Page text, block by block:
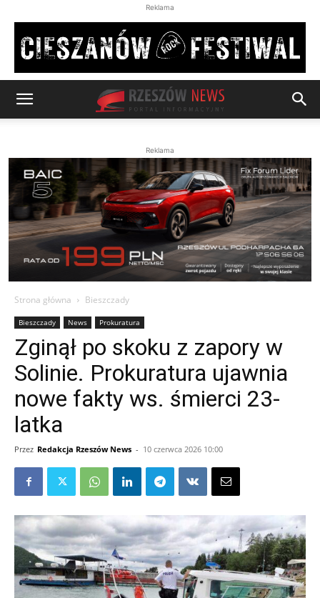
Reklama
Reklama
Strona główna Bieszczady
Bieszczady News Prokuratura
Zginął po skoku z zapory w
Solinie. Prokuratura ujawnia
nowe fakty ws. śmierci 23-
latka
Przez Redakcja Rzeszów News - 10 czerwca 2026 10:00